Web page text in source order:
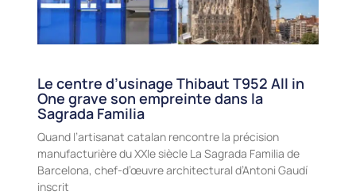
Le centre d’usinage Thibaut T952 All in
One grave son empreinte dans la
Sagrada Familia
Quand l’artisanat catalan rencontre la précision
manufacturière du XXIe siècle La Sagrada Familia de
Barcelona, chef-d’œuvre architectural d’Antoni Gaudí
inscrit